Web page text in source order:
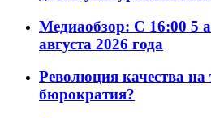
Медиаобзор: С 16:00 5
августа 2026 года
Революция качества
бюрократия?